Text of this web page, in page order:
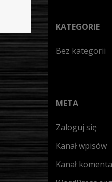
KATEGORIE
Bez kategorii
META
Zaloguj się
Kanał wpisów
Kanał